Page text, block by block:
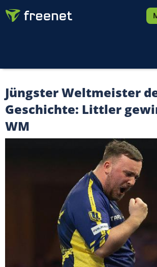
Jüngster Weltmeister
Geschichte: Littler
WM